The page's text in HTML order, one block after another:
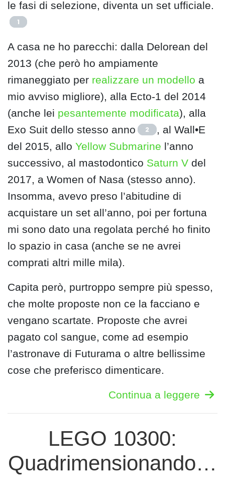
le fasi di selezione, diventa un set ufficiale.
1
A casa ne ho parecchi: dalla Delorean del
2013 (che però ho ampiamente
rimaneggiato per realizzare un modello a
mio avviso migliore), alla Ecto-1 del 2014
(anche lei pesantemente modificata), alla
Exo Suit dello stesso anno
2
, al Wall•E
del 2015, allo Yellow Submarine l’anno
successivo, al mastodontico Saturn V del
2017, a Women of Nasa (stesso anno).
Insomma, avevo preso l’abitudine di
acquistare un set all’anno, poi per fortuna
mi sono dato una regolata perché ho finito
lo spazio in casa (anche se ne avrei
comprati altri mille mila).
Capita però, purtroppo sempre più spesso,
che molte proposte non ce la facciano e
vengano scartate. Proposte che avrei
pagato col sangue, come ad esempio
l’astronave di Futurama o altre bellissime
cose che preferisco dimenticare.
Continua a leggere
LEGO 10300:
Quadrimensionando…